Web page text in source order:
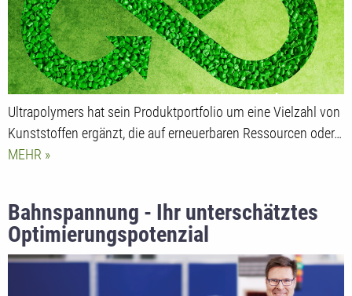
Ultrapolymers hat sein Produktportfolio um eine Vielzahl von
Kunststoffen ergänzt, die auf erneuerbaren Ressourcen oder…
MEHR
Bahnspannung - Ihr unterschätztes
Optimierungspotenzial